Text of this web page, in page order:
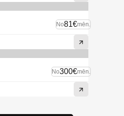
No81€mēn.
No300€mēn.